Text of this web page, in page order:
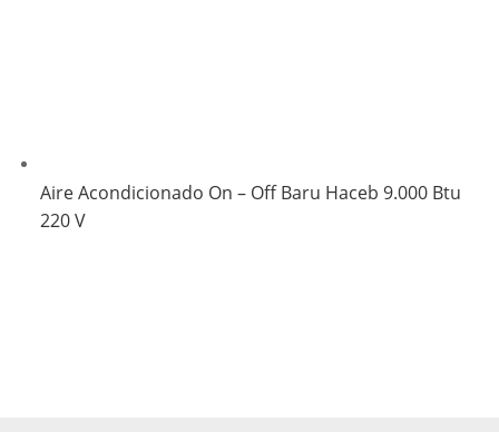
Aire Acondicionado On – Off Baru Haceb 9.000 Btu
220 V